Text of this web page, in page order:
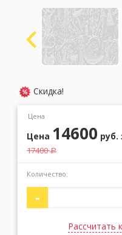
Заказать
Скидка!
Цена
Цена 14600 руб.
17400a
Количество:
-
Рассчитать